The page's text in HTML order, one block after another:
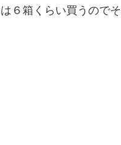
６箱くらい買うので